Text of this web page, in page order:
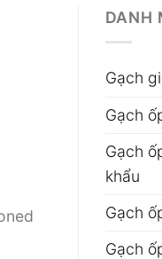
DANH
Gạch
Gạch
Gạch
khẩu
Gạch
Gạch